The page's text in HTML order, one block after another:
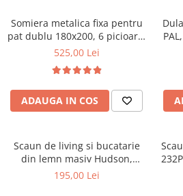
Saltele 180x200
Top saltele
Top saltele 5 cm
Top saltele memory 5 cm
Top saltele MemoHR 6.5 cm
Saltele cu plasa de arcuri
Saltele cu spuma
Birouri
Scaune pentru birou
Scaune pentru vizitatori
Scaune manager
Mobilier bucatarie
Mese bucatarie
Mobila bucatarie
Seturi mese si scaune bucatarie
Mobilier hol
Somiera metalica fixa pentru
pat dublu 180x200, 6 picioare,
32 lamele lemn fag, benzi
negru
525,00 Lei
ADAUGA IN COS
Scaun de living si bucatarie
din lemn masiv Hudson,
tapiterie stofa,100 kg,
195,00 Lei